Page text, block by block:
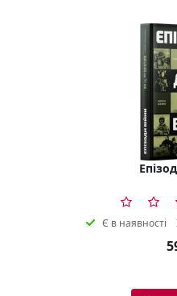
Є в наявності